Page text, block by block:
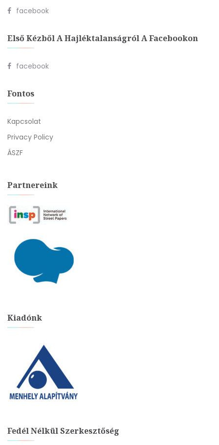
facebook
Első Kézből A Hajléktalanságról A Facebookon
facebook
Fontos
Kapcsolat
Privacy Policy
ÁSZF
Partnereink
Kiadónk
Fedél Nélkül Szerkesztőség